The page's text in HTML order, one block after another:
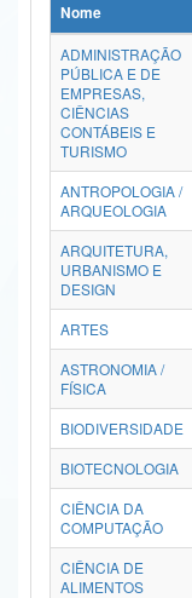
Ministério da Ciência,
Ministério do Meio Ambiente
Ministério do Turismo
Ministério do
Controladoria-Geral da União
Ministério da Mulher, da
Secretaria de Governo
Advocacia-Geral da União
Banco Central do Brasil
Nome
ADMINISTRAÇÃO
PÚBLICA E DE
EMPRESAS,
CIÊNCIAS
CONTÁBEIS E
TURISMO
ANTROPOLOGIA /
ARQUEOLOGIA
ARQUITETURA,
URBANISMO E
DESIGN
ARTES
ASTRONOMIA /
FÍSICA
BIODIVERSIDADE
BIOTECNOLOGIA
CIÊNCIA DA
COMPUTAÇÃO
CIÊNCIA DE
ALIMENTOS